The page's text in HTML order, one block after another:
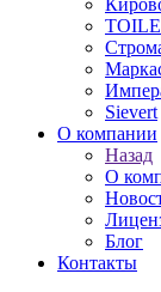
Sievert
О компании
Назад
О
Блог
Контакты